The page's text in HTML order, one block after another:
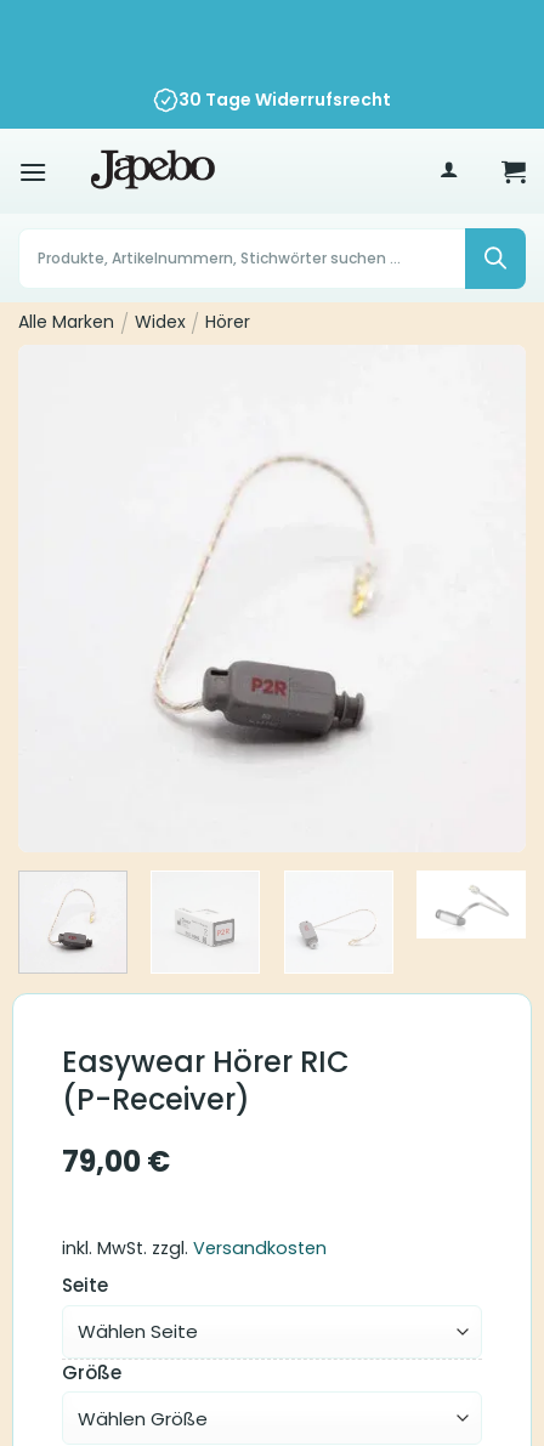
70
30 Tage Widerrufsrecht
Products
search
Alle Marken / Widex / Hörer
Easywear Hörer RIC
(P-Receiver)
79,00€
inkl. MwSt. zzgl. Versandkosten
Seite
Größe